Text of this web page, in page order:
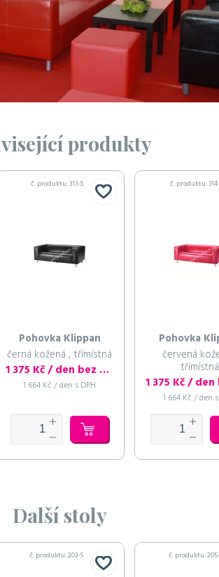
produkty
č. produktu: 313-S
Pohovka Klippan
černá kožená , třímístná
1 375 Kč / den bez DPH
1 664 Kč / den s DPH
č. produktu:
Pohovka
červená
třímístná
1 664 Kč / den
Další stoly
č. produktu: 203-S č. produktu: